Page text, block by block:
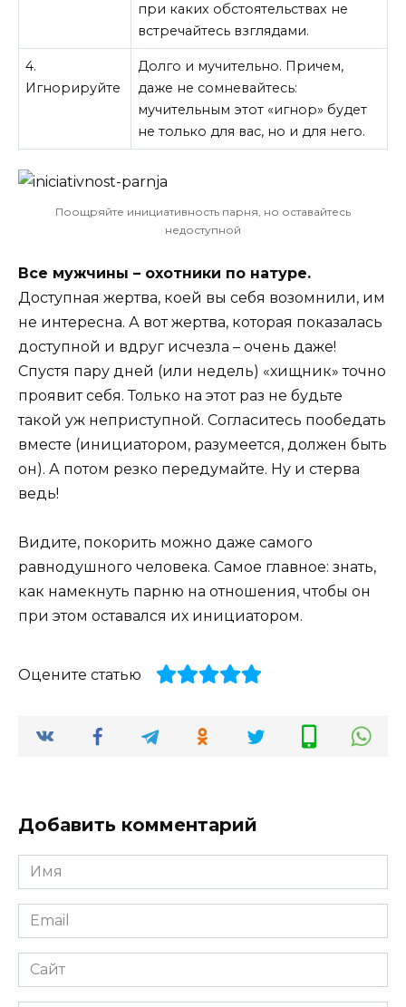
при каких обстоятельствах не
встречайтесь взглядами.
4.
Игнорируйте
Долго и мучительно. Причем,
даже не сомневайтесь:
мучительным этот «игнор» будет
не только для вас, но и для него.
Поощряйте инициативность парня, но оставайтесь
недоступной
Все мужчины – охотники по натуре.
Доступная жертва, коей вы себя возомнили, им
не интересна. А вот жертва, которая показалась
доступной и вдруг исчезла – очень даже!
Спустя пару дней (или недель) «хищник» точно
проявит себя. Только на этот раз не будьте
такой уж неприступной. Согласитесь пообедать
вместе (инициатором, разумеется, должен быть
он). А потом резко передумайте. Ну и стерва
ведь!
Видите, покорить можно даже самого
равнодушного человека. Самое главное: знать,
как намекнуть парню на отношения, чтобы он
при этом оставался их инициатором.
Оцените статью
Добавить комментарий
Имя
*
Email
*
Сайт